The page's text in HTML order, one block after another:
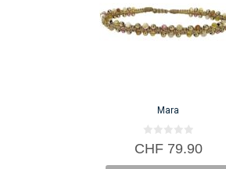
Mara
0
v
CHF79.90